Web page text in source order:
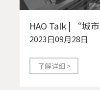
HAO Talk | “城
2023日09月28日
了解详细 >